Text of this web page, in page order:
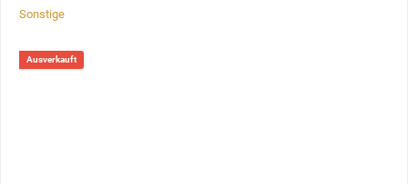
Sonstige
Ausverkauft